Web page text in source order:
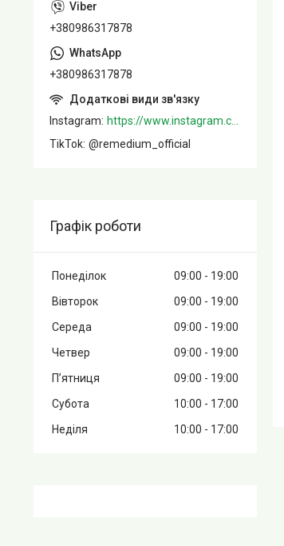
+380986317878
+380986317878
Instagram
https://www.instagram.com/remedium_ua/
TikTok @remedium_official
Графік роботи
Понеділок 09:00
19:00
Вівторок
09:00
19:00
Середа
09:00
19:00
Четвер
09:00
19:00
Пʼятниця
09:00
19:00
Субота
10:00
17:00
Неділя
10:00 17:00